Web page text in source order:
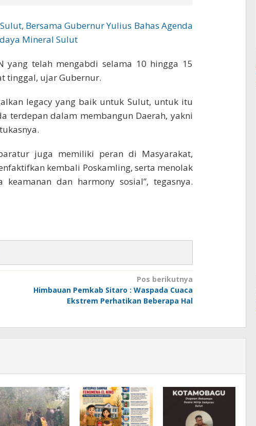
Bersama Gubernur Yulius Bahas Agenda
Mineral Sulut
yang telah mengabdi selama 10 hingga 15
tinggal, ujar Gubernur.
legacy yang baik untuk Sulut, untuk itu
terdepan dalam membangun Daerah, yakni
juga memiliki peran di Masyarakat,
kembali Poskamling, serta menolak
dan harmony sosial”, tegasnya.
Pos berikutnya
Himbauan Pemkab Sitaro : Waspada Cuaca
Ekstrem Perhatikan Beberapa Hal